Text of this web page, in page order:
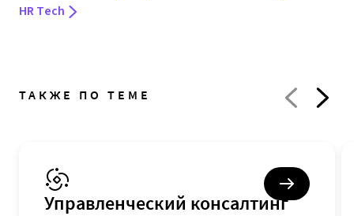
HR Tech
ТАКЖЕ ПО ТЕМЕ
Управленческий консалтинг